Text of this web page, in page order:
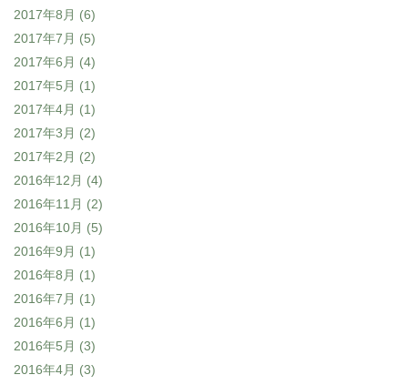
2017年8月 (6)
2017年7月 (5)
2017年6月 (4)
2017年5月 (1)
2017年4月 (1)
2017年3月 (2)
2017年2月 (2)
2016年12月 (4)
2016年11月 (2)
2016年10月 (5)
2016年9月 (1)
2016年8月 (1)
2016年7月 (1)
2016年6月 (1)
2016年5月 (3)
2016年4月 (3)